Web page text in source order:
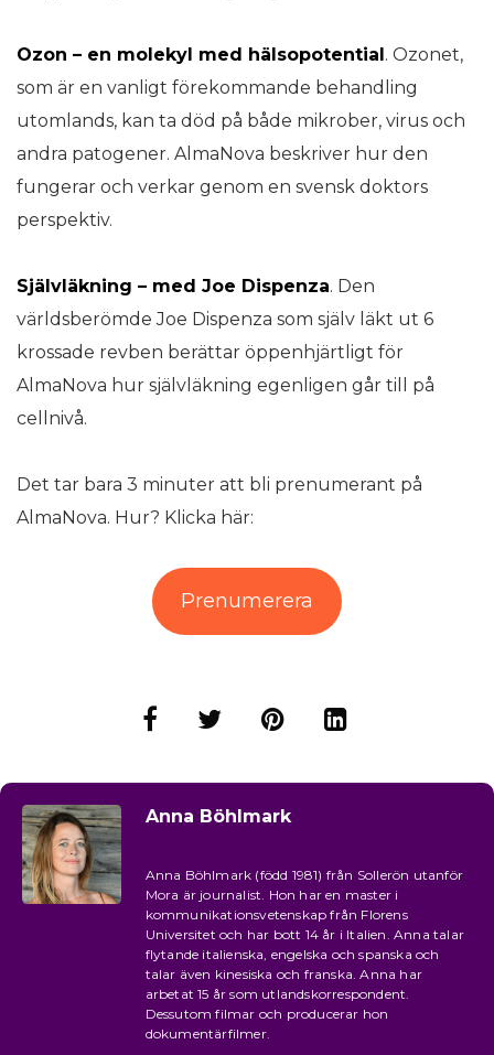
Ozon – en molekyl med hälsopotential. Ozonet,
som är en vanligt förekommande behandling
utomlands, kan ta död på både mikrober, virus och
andra patogener. AlmaNova beskriver hur den
fungerar och verkar genom en svensk doktors
perspektiv.
Självläkning – med Joe Dispenza. Den
världsberömde Joe Dispenza som själv läkt ut 6
krossade revben berättar öppenhjärtligt för
AlmaNova hur självläkning egenligen går till på
cellnivå.
Det tar bara 3 minuter att bli prenumerant på
AlmaNova. Hur? Klicka här:
Prenumerera
Anna Böhlmark
Anna Böhlmark (född 1981) från Sollerön utanför
Mora är journalist. Hon har en master i
kommunikationsvetenskap från Florens
Universitet och har bott 14 år i Italien. Anna talar
flytande italienska, engelska och spanska och
talar även kinesiska och franska. Anna har
arbetat 15 år som utlandskorrespondent.
Dessutom filmar och producerar hon
dokumentärfilmer.